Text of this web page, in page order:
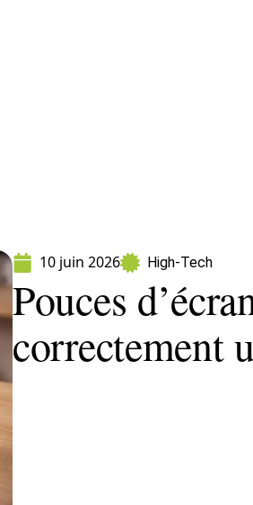
10 juin 2026 High-Tech
Pouces
correctement